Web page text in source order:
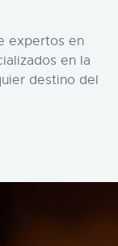
expertos en
en la
destino del